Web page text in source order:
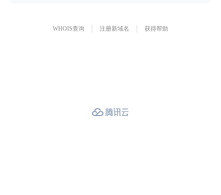
WHOIS查询 注册新域名 获得帮助